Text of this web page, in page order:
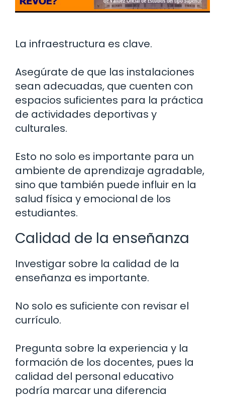
La infraestructura es clave.
Asegúrate de que las instalaciones
sean adecuadas, que cuenten con
espacios suficientes para la práctica
de actividades deportivas y
culturales.
Esto no solo es importante para un
ambiente de aprendizaje agradable,
sino que también puede influir en la
salud física y emocional de los
estudiantes.
Calidad de la enseñanza
Investigar sobre la calidad de la
enseñanza es importante.
No solo es suficiente con revisar el
currículo.
Pregunta sobre la experiencia y la
formación de los docentes, pues la
calidad del personal educativo
podría marcar una diferencia